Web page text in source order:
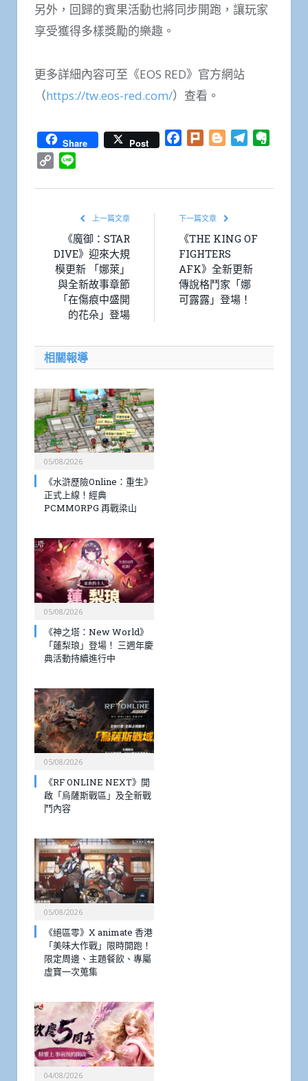
另外，回歸的賓果活動也將同步開跑，讓玩家
享受獲得多樣獎勵的樂趣。
更多詳細內容可至《EOS RED》官方網站
（https://tw.eos-red.com/）查看。
Share Post Facebook
Plurk BloggerTelegram
Copy
上一篇文章
《魔御：STAR
DIVE》迎來大規
模更新 「娜萊」
與全新故事章節
「在傷痕中盛開
的花朵」登場
下一篇文章
《THE KING OF
FIGHTERS
AFK》全新更新
傳說格鬥家「娜
可露露」登場！
相關報導
05/08/2026
《水滸歷險Online：重生》
正式上線！經典
PCMMORPG 再戰梁山
05/08/2026
《神之塔：New World》
「蓮梨琅」登場！ 三週年慶
典活動持續進行中
05/08/2026
《RF ONLINE NEXT》開
啟「烏薩斯戰區」及全新戰
鬥內容
05/08/2026
《絕區零》X animate 香港
「美味大作戰」限時開跑！
限定周邊、主題餐飲、專屬
虛寶一次蒐集
04/08/2026